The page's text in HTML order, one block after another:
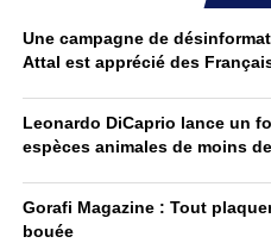
Une campagne de
Attal est apprécié des
Leonardo DiCaprio lance un
espèces animales de moins
Gorafi Magazine : Tout
bouée